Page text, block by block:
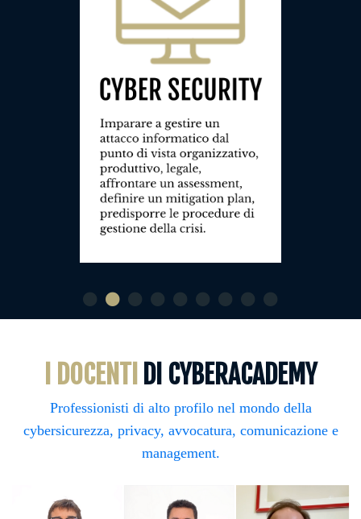
I DOCENTI DI CYBERACADEMY
Professionisti di alto profilo nel mondo della
cybersicurezza, privacy, avvocatura, comunicazione e
management.